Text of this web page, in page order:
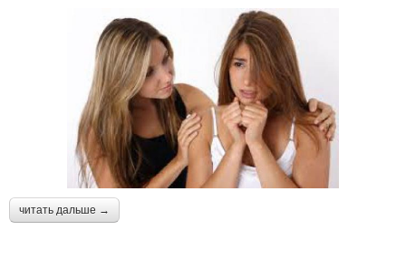
читать дальше →